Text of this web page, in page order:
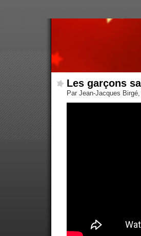
Les garçons
Par Jean-Jacques